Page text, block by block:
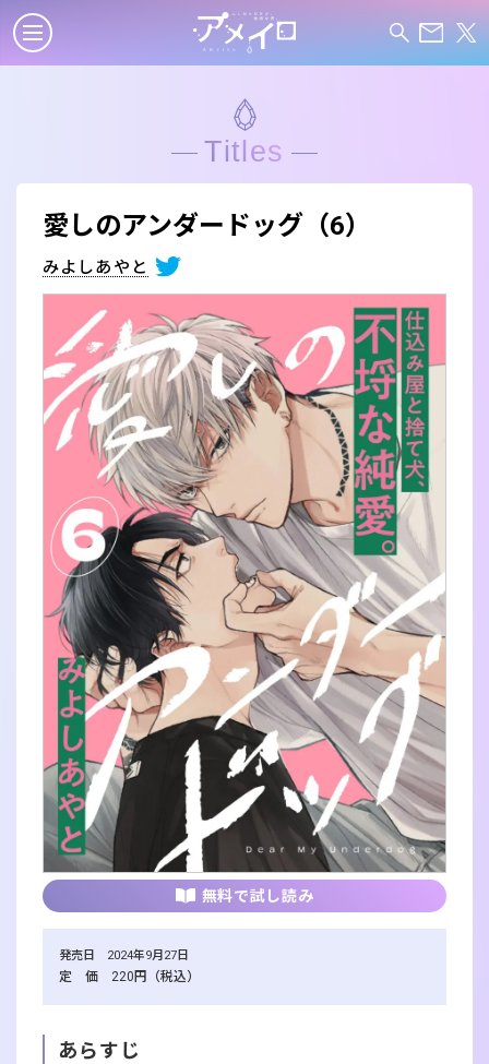
Titles
愛しのアンダードッグ（6）
みよしあやと
無料で試し読み
発売日 2024年9月27日
定 価 220円（税込）
あらすじ